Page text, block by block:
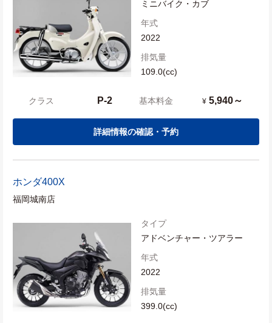
ミニバイク・カブ
年式
2022
排気量
109.0(cc)
クラス P-2 基本料金 ¥ 5,940～
詳細情報の確認・予約
ホンダ400X
福岡城南店
タイプ
アドベンチャー・ツアラー
年式
2022
排気量
399.0(cc)